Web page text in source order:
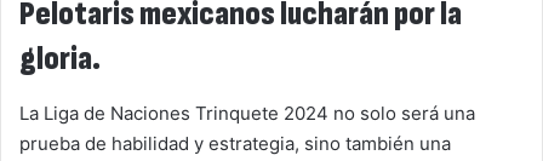
Pelotaris mexicanos lucharán por la
gloria.
La Liga de Naciones Trinquete 2024 no solo será una
prueba de habilidad y estrategia, sino también una